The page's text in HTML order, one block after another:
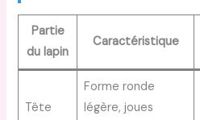
Partie
du lapin
Caractéristique
Tête
Forme ronde
légère, joues